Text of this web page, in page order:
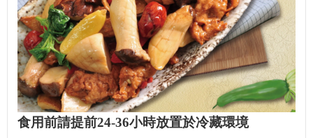
食用前請提前24-36小時放置於冷藏環境